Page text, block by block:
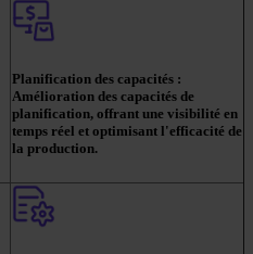
Planification des capacités :
Amélioration des capacités de
planification, offrant une visibilité en
temps réel et optimisant l'efficacité de
la production.